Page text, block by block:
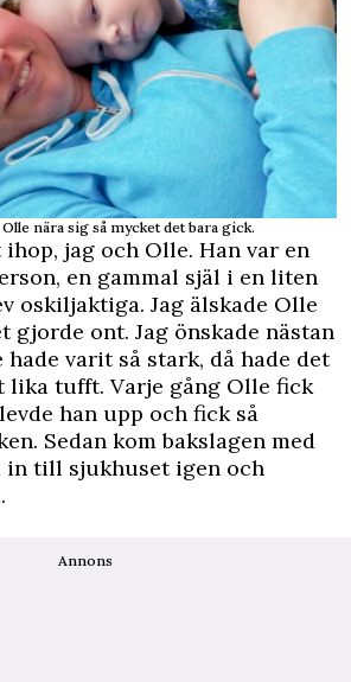
nära sig så mycket det bara gick.
jag och Olle. Han var en
en gammal själ i en liten
oskiljaktiga. Jag älskade Olle
gjorde ont. Jag önskade nästan
varit så stark, då hade det
lika tufft. Varje gång Olle fick
han upp och fick så
Sedan kom bakslagen med
in till sjukhuset igen och
Annons